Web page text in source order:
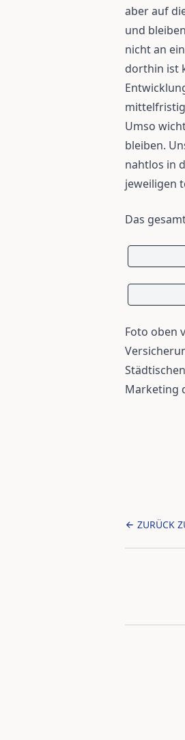
aber auf
und
nicht an
dorthin ist
Umso
bleiben.
nahtlos in
jeweiligen
Das
Foto oben
Marketing
ZURÜCK